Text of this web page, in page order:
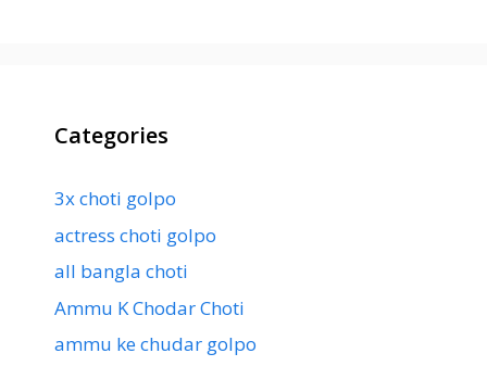
Categories
3x choti golpo
actress choti golpo
all bangla choti
Ammu K Chodar Choti
ammu ke chudar golpo